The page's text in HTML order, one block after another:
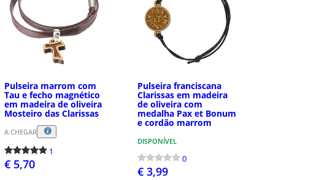
Pulseira marrom com
Tau e fecho magnético
em madeira de oliveira
Mosteiro das Clarissas
A CHEGAR
1
€ 5,70
Pulseira franciscana
Clarissas em madeira
de oliveira com
medalha Pax et Bonum
e cordão marrom
DISPONÍVEL
0
€ 3,99